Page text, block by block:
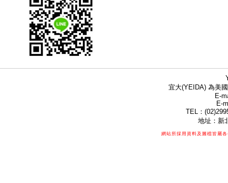
宜大(YEIDA) 為美
E-
E-
TEL：
地址：新
網站所採用資料及圖檔皆屬